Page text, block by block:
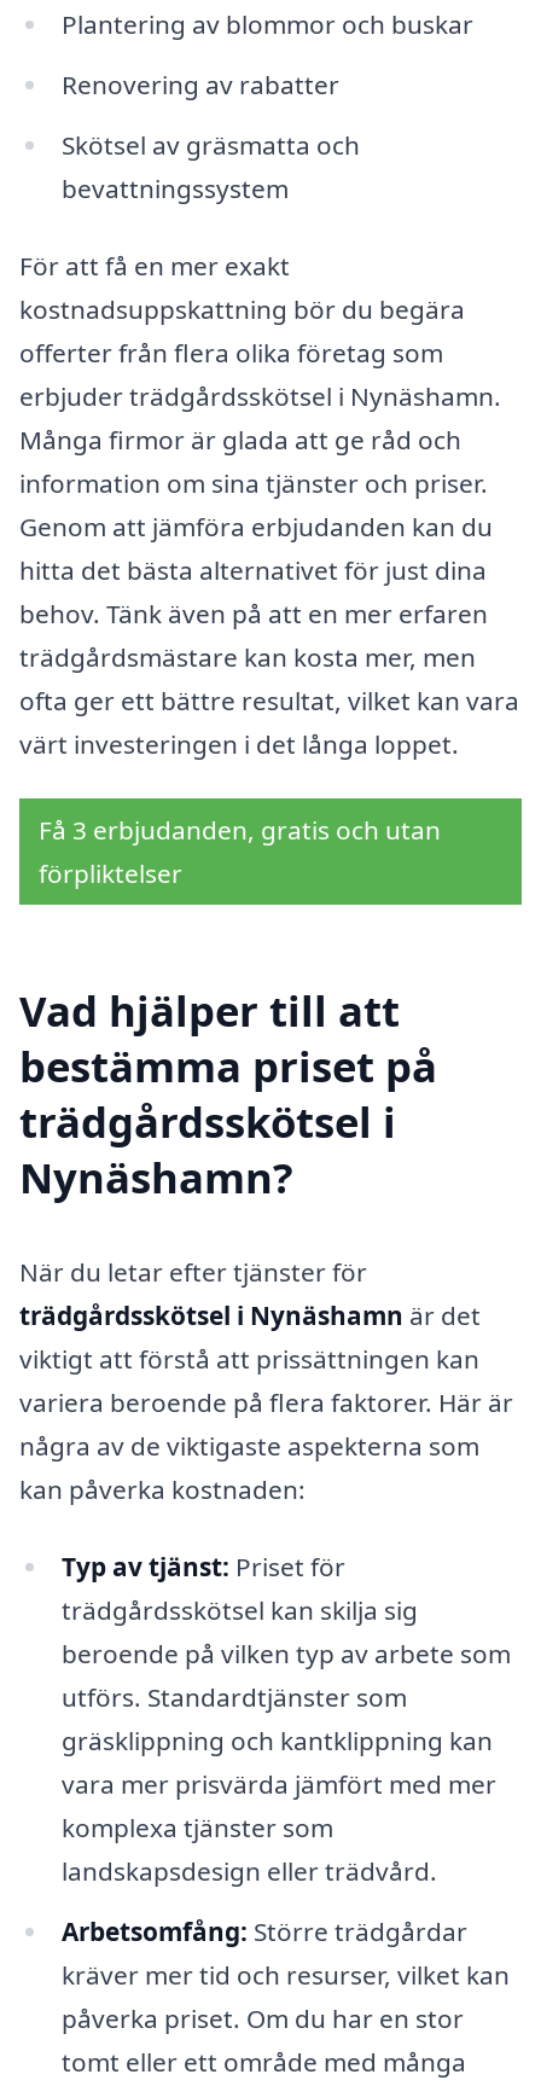
Plantering av blommor och buskar
Renovering av rabatter
Skötsel av gräsmatta och
bevattningssystem
För att få en mer exakt
kostnadsuppskattning bör du begära
offerter från flera olika företag som
erbjuder trädgårdsskötsel i Nynäshamn.
Många firmor är glada att ge råd och
information om sina tjänster och priser.
Genom att jämföra erbjudanden kan du
hitta det bästa alternativet för just dina
behov. Tänk även på att en mer erfaren
trädgårdsmästare kan kosta mer, men
ofta ger ett bättre resultat, vilket kan vara
värt investeringen i det långa loppet.
Få 3 erbjudanden, gratis och utan
förpliktelser
Vad hjälper till att
bestämma priset på
trädgårdsskötsel i
Nynäshamn?
När du letar efter tjänster för
trädgårdsskötsel i Nynäshamn är det
viktigt att förstå att prissättningen kan
variera beroende på flera faktorer. Här är
några av de viktigaste aspekterna som
kan påverka kostnaden:
Typ av tjänst: Priset för
trädgårdsskötsel kan skilja sig
beroende på vilken typ av arbete som
utförs. Standardtjänster som
gräsklippning och kantklippning kan
vara mer prisvärda jämfört med mer
komplexa tjänster som
landskapsdesign eller trädvård.
Arbetsomfång: Större trädgårdar
kräver mer tid och resurser, vilket kan
påverka priset. Om du har en stor
tomt eller ett område med många